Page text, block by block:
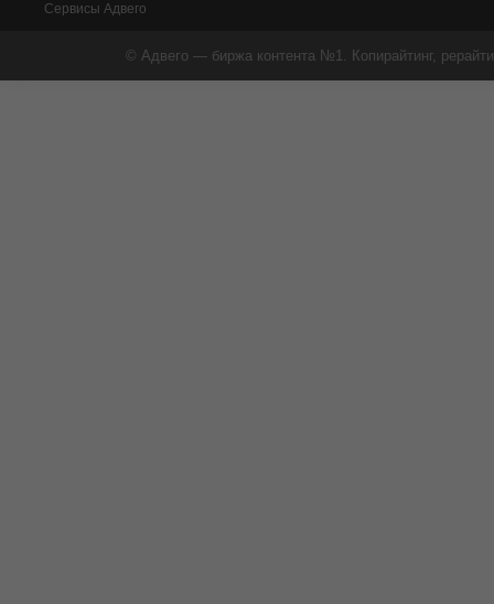
Сервисы Адвего
© Адвего — биржа контента №1. Копирайтинг,